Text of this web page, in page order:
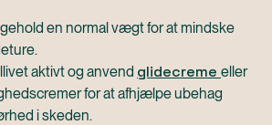
en normal vægt for at mindske
aktivt og anvend glidecreme eller
for at afhjælpe ubehag
i skeden.